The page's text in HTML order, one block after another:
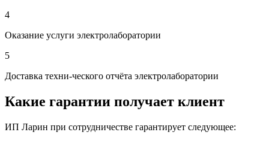
4
Оказание услуги электролаборатории
5
Доставка техни-ческого отчёта электролаборатории
Какие гарантии получает клиент
ИП Ларин при сотрудничестве гарантирует следующее: